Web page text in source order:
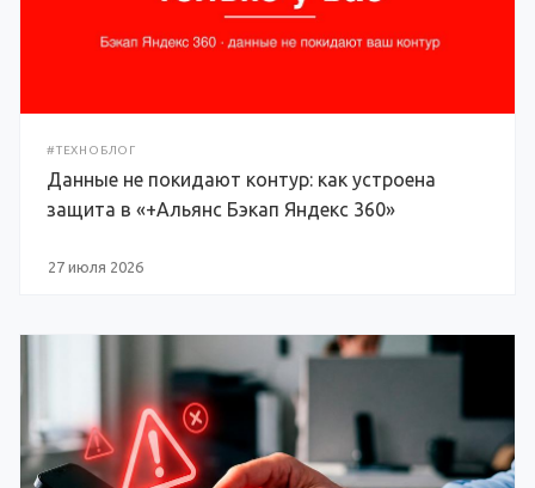
#ТЕХНОБЛОГ
Данные не покидают контур: как устроена
защита в «+Альянс Бэкап Яндекс 360»
27 июля 2026